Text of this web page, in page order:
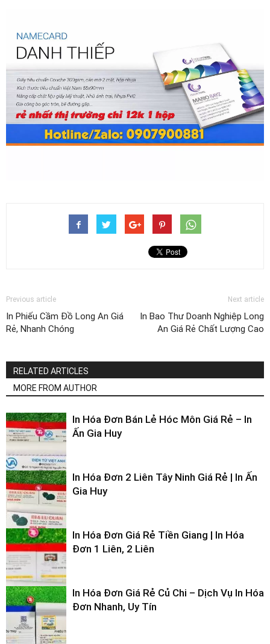
Previous article
In Phiếu Cầm Đồ Long An Giá
Rẻ, Nhanh Chóng
Next article
In Bao Thư Doanh Nghiệp Long
An Giá Rẻ Chất Lượng Cao
RELATED ARTICLES
MORE FROM AUTHOR
In Hóa Đơn Bán Lẻ Hóc Môn Giá Rẻ – In
Ấn Gia Huy
In Hóa Đơn 2 Liên Tây Ninh Giá Rẻ | In Ấn
Gia Huy
In Hóa Đơn Giá Rẻ Tiền Giang | In Hóa
Đơn 1 Liên, 2 Liên
In Hóa Đơn Giá Rẻ Củ Chi – Dịch Vụ In Hóa
Đơn Nhanh, Uy Tín